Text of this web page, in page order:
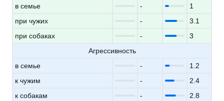
в семье
-
1
при чужих
-
3.1
при собаках
-
3
Агрессивность
в семье
-
1.2
к чужим
-
2.4
к собакам
-
2.8